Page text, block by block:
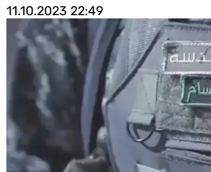
11.10.2023 22:49